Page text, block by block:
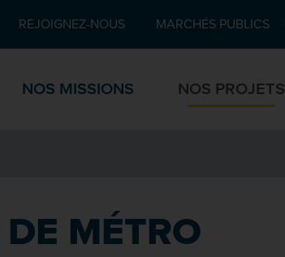
REJOIGNEZ-NOUS MARCHÉS PUBLICS
NOS MISSIONS NOS PROJETS
MÉTRO